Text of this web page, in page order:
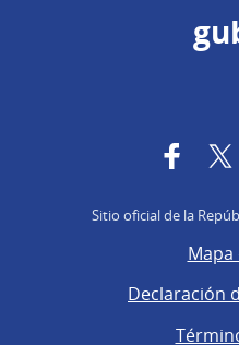
Sitio oficial de la
Declaración